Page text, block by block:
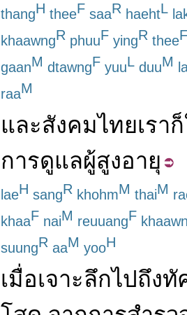
thangH theeF saaR haehtL
khaawngR phuuF yingR theeF
gaanM dtawngF yuuL duuM
raaM
และสังคมไทยเราก็
การดูแลผู้สูงอายุ
laeH sangR khohmM thaiM
khaaF naiM reuuangF
suungR aaM yooH
เมื่อเจาะลึกไปถึงทั